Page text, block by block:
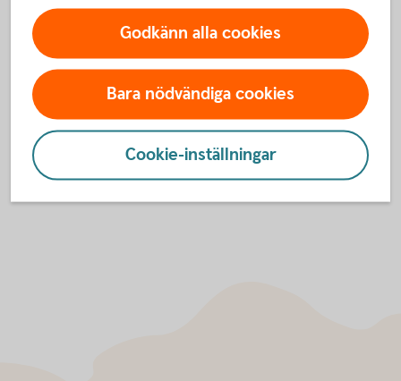
Nackdelar
Om du väljer att inte teckna och inte säljer dina rätter
mister du en potentiell intäkt.
Det sker en utspädning av företagets aktier.
Godkänn alla cookies
Bara nödvändiga cookies
Cookie-inställningar